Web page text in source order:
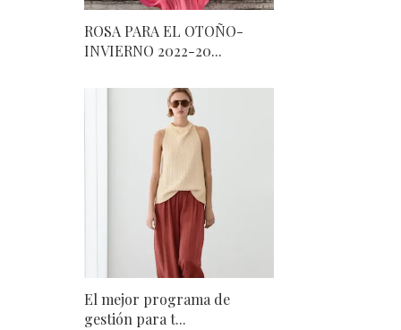
ROSA PARA EL OTOÑO-
INVIERNO 2022-20...
El mejor programa de
gestión para t...